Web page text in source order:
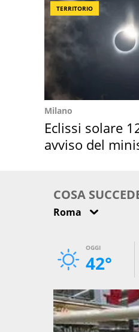
TERRITORIO
Milano
Eclissi solare
avviso del